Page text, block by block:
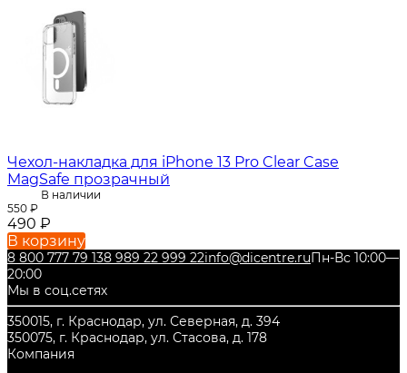
Чехол-накладка для iPhone 13 Pro Clear Case
MagSafe прозрачный
В наличии
550 ₽
490 ₽
В корзину
8 800 777 79 138 989 22 999 22info@dicentre.ruПн-Вс 10:00—
20:00
Мы в соц.сетях
350015, г. Краснодар, ул. Северная, д. 394
350075, г. Краснодар, ул. Стасова, д. 178
Компания